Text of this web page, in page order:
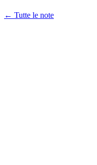
← Tutte le note